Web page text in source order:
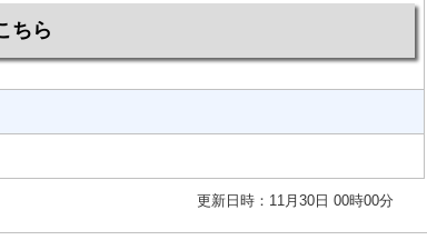
ちら
更新日時：11月30日 00時00分